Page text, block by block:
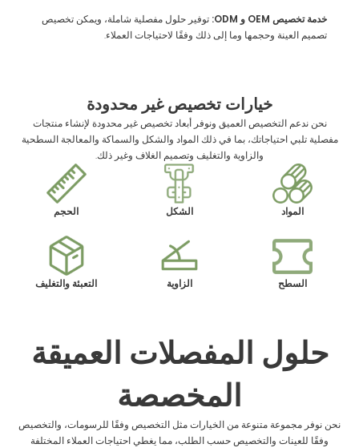
خدمة تخصيص OEM و ODM:
توفير حلول مفصلية شاملة، ويمكن تخصيص
تصميم العينة وحجمها وما إلى ذلك وفقًا لاحتياجات العملاء.
خيارات تخصيص غير محدودة
نحن ندعم التخصيص العميق ونوفر أبعاد تخصيص غير محدودة لإنشاء منتجات
مفصلية تلبي احتياجاتك، بما في ذلك المواد والشكل والسماكة والمعالجة السطحية
والزاوية والتغليف وتصميم الغلاف وغير ذلك.
المواد الشكل الحجم
السطح الزاوية التعبئة والتغليف
حلول المفصلات العميقة
المخصصة
نحن نوفر مجموعة متنوعة من الخيارات مثل التخصيص وفقًا للرسومات، والتخصيص
وفقًا للعينات والتخصيص حسب الطلب، مما يغطي احتياجات العملاء المختلفة